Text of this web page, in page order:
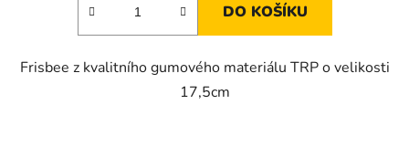
DO KOŠÍKU
Frisbee z kvalitního gumového materiálu TRP o velikosti
17,5cm